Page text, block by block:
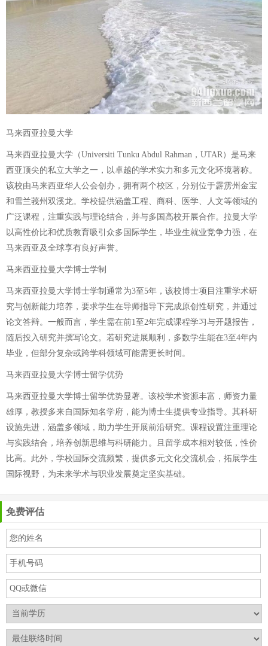
马来西亚拉曼大学
马来西亚拉曼大学（Universiti Tunku Abdul Rahman，UTAR）是马来
西亚顶尖的私立大学之一，以卓越的学术实力和多元文化环境著称。
该校由马来西亚华人公会创办，拥有两个校区，分别位于霹雳州金宝
和雪兰莪州双溪龙。学校提供涵盖工程、商科、医学、人文等领域的
广泛课程，注重实践与理论结合，并与多国高校开展合作。拉曼大学
以高性价比和优质教育吸引众多国际学生，毕业生就业竞争力强，在
马来西亚及全球享有良好声誉。
马来西亚拉曼大学博士学制
马来西亚拉曼大学博士学制通常为3至5年，该校博士项目注重学术研
究与创新能力培养，要求学生在导师指导下完成原创性研究，并通过
论文答辩。一般而言，学生需在前1至2年完成课程学习与开题报告，
随后投入研究并撰写论文。若研究进展顺利，多数学生能在3至4年内
毕业，但部分复杂或跨学科领域可能需更长时间。
马来西亚拉曼大学博士留学优势
马来西亚拉曼大学博士留学优势显著。该校学术资源丰富，师资力量
雄厚，教授多来自国际知名学府，能为博士生提供专业指导。其科研
设施先进，涵盖多领域，助力学生开展前沿研究。课程设置注重理论
与实践结合，培养创新思维与科研能力。且留学成本相对较低，性价
比高。此外，学校国际交流频繁，提供多元文化交流机会，拓展学生
国际视野，为未来学术与职业发展奠定坚实基础。
免费评估